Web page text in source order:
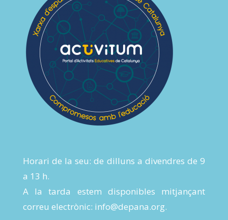
Horari de la seu: de dilluns a divendres de 9
a 13 h.
A la tarda estem disponibles mitjançant
correu electrònic: info@depana.org.